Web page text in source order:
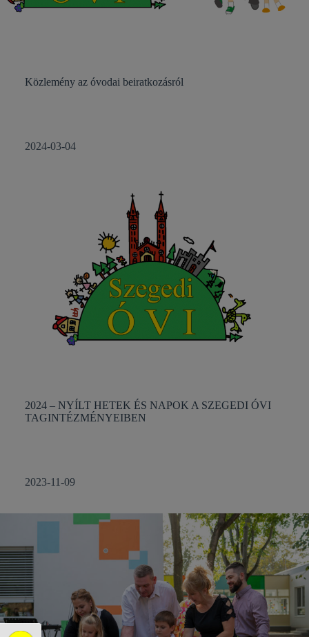
Közlemény az óvodai beiratkozásról
2024-03-04
2024 – NYÍLT HETEK ÉS NAPOK A SZEGEDI ÓVI
TAGINTÉZMÉNYEIBEN
2023-11-09